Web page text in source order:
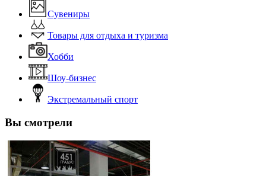
Сувениры
Товары для отдыха и туризма
Хобби
Шоу-бизнес
Экстремальный спорт
Вы смотрели